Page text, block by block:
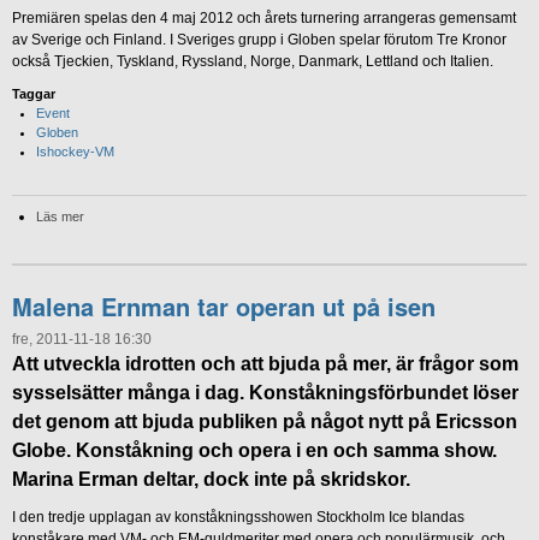
Premiären spelas den 4 maj 2012 och årets turnering arrangeras gemensamt
av Sverige och Finland. I Sveriges grupp i Globen spelar förutom Tre Kronor
också Tjeckien, Tyskland, Ryssland, Norge, Danmark, Lettland och Italien.
Taggar
Event
Globen
Ishockey-VM
Läs mer
Malena Ernman tar operan ut på isen
fre, 2011-11-18 16:30
Att utveckla idrotten och att bjuda på mer, är frågor som
sysselsätter många i dag. Konståkningsförbundet löser
det genom att bjuda publiken på något nytt på Ericsson
Globe. Konståkning och opera i en och samma show.
Marina Erman deltar, dock inte på skridskor.
I den tredje upplagan av konståkningsshowen Stockholm Ice blandas